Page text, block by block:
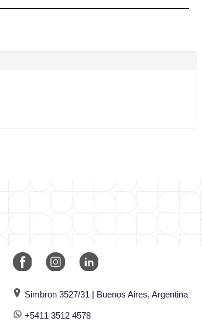
Simbron 3527/31 | Buenos Aires, Argentina
+5411 3512 4578